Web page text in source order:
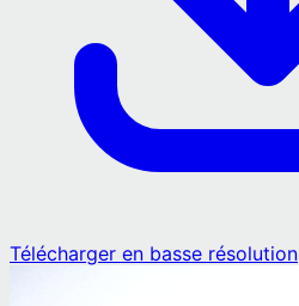
Télécharger en basse résolution